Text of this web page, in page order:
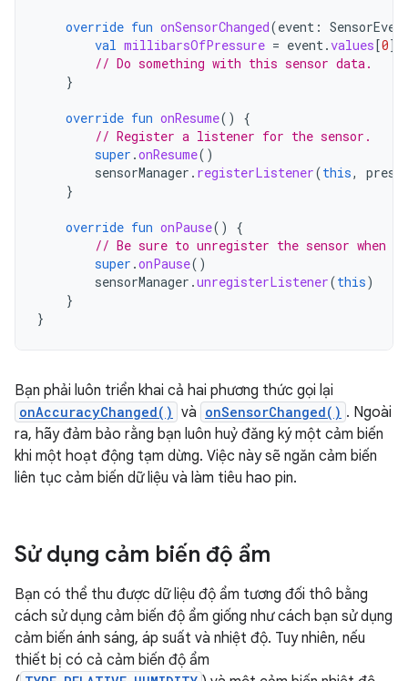
override fun onSensorChanged(event :
val millibarsOfPressure = event.values[0]
// Do something with this sensor data.
}
override fun onResume()
{
// Register a listener for the sensor.
super .onResume()
sensorManager . registerListener(this,
}
override fun onPause()
{
// Be sure to unregister the sensor when
super .onPause()
sensorManager .unregisterListener(this)
}
}
Bạn phải luôn triển khai cả hai phương thức gọi lại
onAccuracyChanged() và onSensorChanged() . Ngoài
ra, hãy đảm bảo rằng bạn luôn huỷ đăng ký một cảm biến
khi một hoạt động tạm dừng. Việc này sẽ ngăn cảm biến
liên tục cảm biến dữ liệu và làm tiêu hao pin.
Sử dụng cảm biến độ ẩm
Bạn có thể thu được dữ liệu độ ẩm tương đối thô bằng
cách sử dụng cảm biến độ ẩm giống như cách bạn sử dụng
cảm biến ánh sáng, áp suất và nhiệt độ. Tuy nhiên, nếu
thiết bị có cả cảm biến độ ẩm